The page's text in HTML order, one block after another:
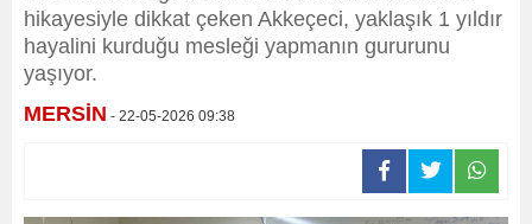
hikayesiyle dikkat çeken Akkeçeci, yaklaşık 1 yıldır
hayalini kurduğu mesleği yapmanın gururunu
yaşıyor.
MERSİN - 22-05-2026 09:38